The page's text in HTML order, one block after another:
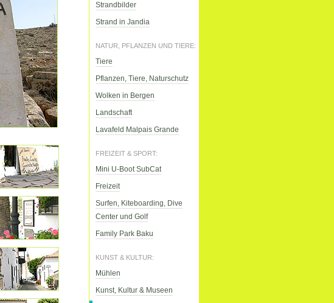
Strandbilder
Strand in Jandia
NATUR, PFLANZEN UND TIERE:
Tiere
Pflanzen, Tiere, Naturschutz
Wolken in Bergen
Landschaft
Lavafeld Malpais Grande
FREIZEIT & SPORT:
Mini U-Boot SubCat
Freizeit
Surfen, Kiteboarding, Dive
Center und Golf
Family Park Baku
KUNST & KULTUR:
Mühlen
Kunst, Kultur & Museen